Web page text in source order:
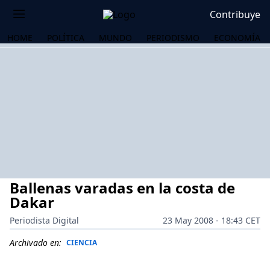
Contribuye
HOME POLÍTICA MUNDO PERIODISMO ECONOMÍA
Ballenas varadas en la costa de
Dakar
Periodista Digital
23 May 2008 - 18:43 CET
Archivado en: CIENCIA